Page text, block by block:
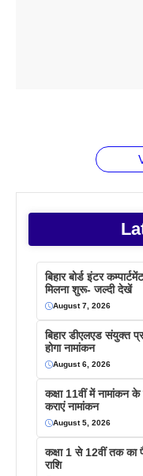
बिहार बोर्ड इंटर
मिलना शुरू- जल्दी देखें
August 7, 2026
बिहार डीएलएड संयुक्त
होगा नामांकन
August 6, 2026
कक्षा 11वीं में नामांकन
कराएं नामांकन
August 5, 2026
कक्षा 1 से 12वीं तक का
राशि